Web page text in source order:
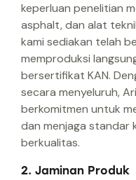
keperluan penelitian
asphalt, dan alat
kami sediakan telah
memproduksi
bersertifikat KAN.
secara menyeluruh,
berkomitmen untuk
dan menjaga standar
berkualitas.
2. Jaminan Produk